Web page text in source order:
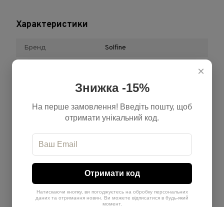
Характеристики
Бренд Solfine
100 мл + 200 мл
Країна-виробник Італія
Тип продукту Набір
Теплота
Відгуки
×
Знижка -15%
На перше замовлення! Введіть пошту, щоб
отримати унікальний код.
Отримати код
Натискаючи кнопку, ви погоджуєтесь на обробку персональних
даних та отримання новин. Ви можете відписатися в будь-який
момент.